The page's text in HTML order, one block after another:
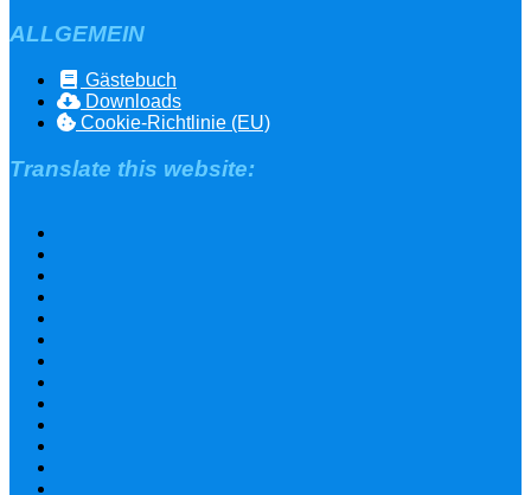
ALLGEMEIN
Gästebuch
Downloads
Cookie-Richtlinie (EU)
Translate this website: